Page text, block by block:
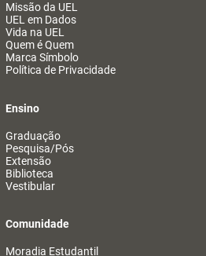
Missão da UEL
UEL em Dados
Vida na UEL
Quem é Quem
Marca Símbolo
Política de Privacidade
Ensino
Graduação
Pesquisa/Pós
Extensão
Biblioteca
Vestibular
Comunidade
Moradia Estudantil